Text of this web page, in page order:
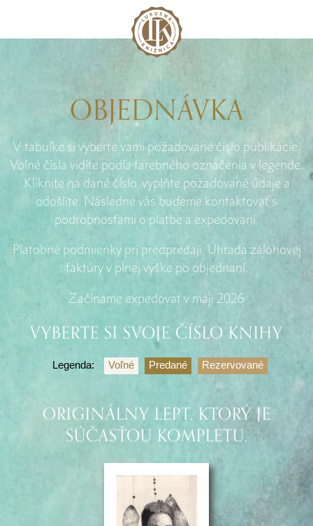
OBJEDNÁVKA
V tabuľke si vyberte vami požadované číslo publikácie.
Voľné čísla vidíte podľa farebného označenia v legende.
Kliknite na dané číslo, vyplňte požadované údaje a
odošlite. Následne vás budeme kontaktovať s
podrobnosťami o platbe a expedovaní.
Platobné podmienky pri predpredaji: Úhrada zálohovej
faktúry v plnej výške po objednaní.
Začíname expedovať v máji 2026
VYBERTE SI SVOJE ČÍSLO KNIHY
Legenda: Voľné Predané Rezervované
ORIGINÁLNY LEPT, KTORÝ JE
SÚČASŤOU KOMPLETU.